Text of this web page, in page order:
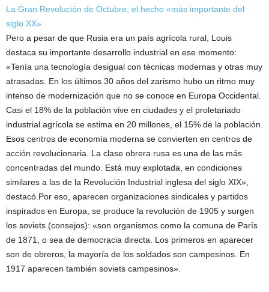
La Gran Revolución de Octubre, el hecho «más importante del
siglo XX»
Pero a pesar de que Rusia era un país agrícola rural, Louis
destaca su importante desarrollo industrial en ese momento:
«Tenía una tecnología desigual con técnicas modernas y otras muy
atrasadas. En los últimos 30 años del zarismo hubo un ritmo muy
intenso de modernización que no se conoce en Europa Occidental.
Casi el 18% de la población vive en ciudades y el proletariado
industrial agrícola se estima en 20 millones, el 15% de la población.
Esos centros de economía moderna se convierten en centros de
acción revolucionaria. La clase obrera rusa es una de las más
concentradas del mundo. Está muy explotada, en condiciones
similares a las de la Revolución Industrial inglesa del siglo XIX»,
destacó.Por eso, aparecen organizaciones sindicales y partidos
inspirados en Europa, se produce la revolución de 1905 y surgen
los soviets (consejos): «son organismos como la comuna de París
de 1871, o sea de democracia directa. Los primeros en aparecer
son de obreros, la mayoría de los soldados son campesinos. En
1917 aparecen también soviets campesinos».